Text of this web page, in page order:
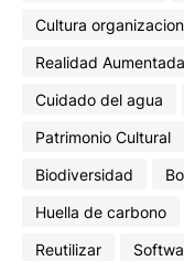
Cultura
Realidad Aumentada
Cuidado del agua
Patrimonio Cultural
Biodiversidad
Huella de carbono
Reutilizar